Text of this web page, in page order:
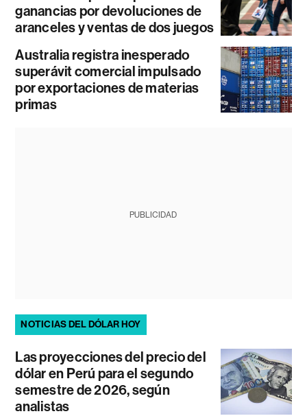
ganancias por devoluciones de
aranceles y ventas de dos juegos
Australia registra inesperado
superávit comercial impulsado
por exportaciones de materias
primas
PUBLICIDAD
NOTICIAS DEL DÓLAR HOY
Las proyecciones del precio del
dólar en Perú para el segundo
semestre de 2026, según
analistas